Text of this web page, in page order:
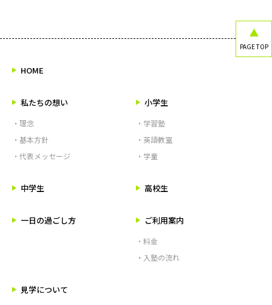
PAGE TOP
HOME
私たちの想い
・理念
・基本方針
・代表メッセージ
小学生
・学習塾
・英語教室
・学童
中学生 高校生
一日の過ごし方 ご利用案内
・料金
・入塾の流れ
見学について